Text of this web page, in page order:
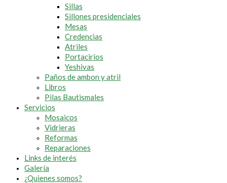
Sillas
Sillones presidenciales
Mesas
Credencias
Atriles
Portacirios
Yeshivas
Paños de ambon y atril
Libros
Pilas Bautismales
Servicios
Mosaicos
Vidrieras
Reformas
Reparaciones
Links de interés
Galería
¿Quienes somos?